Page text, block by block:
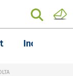
Inchieste